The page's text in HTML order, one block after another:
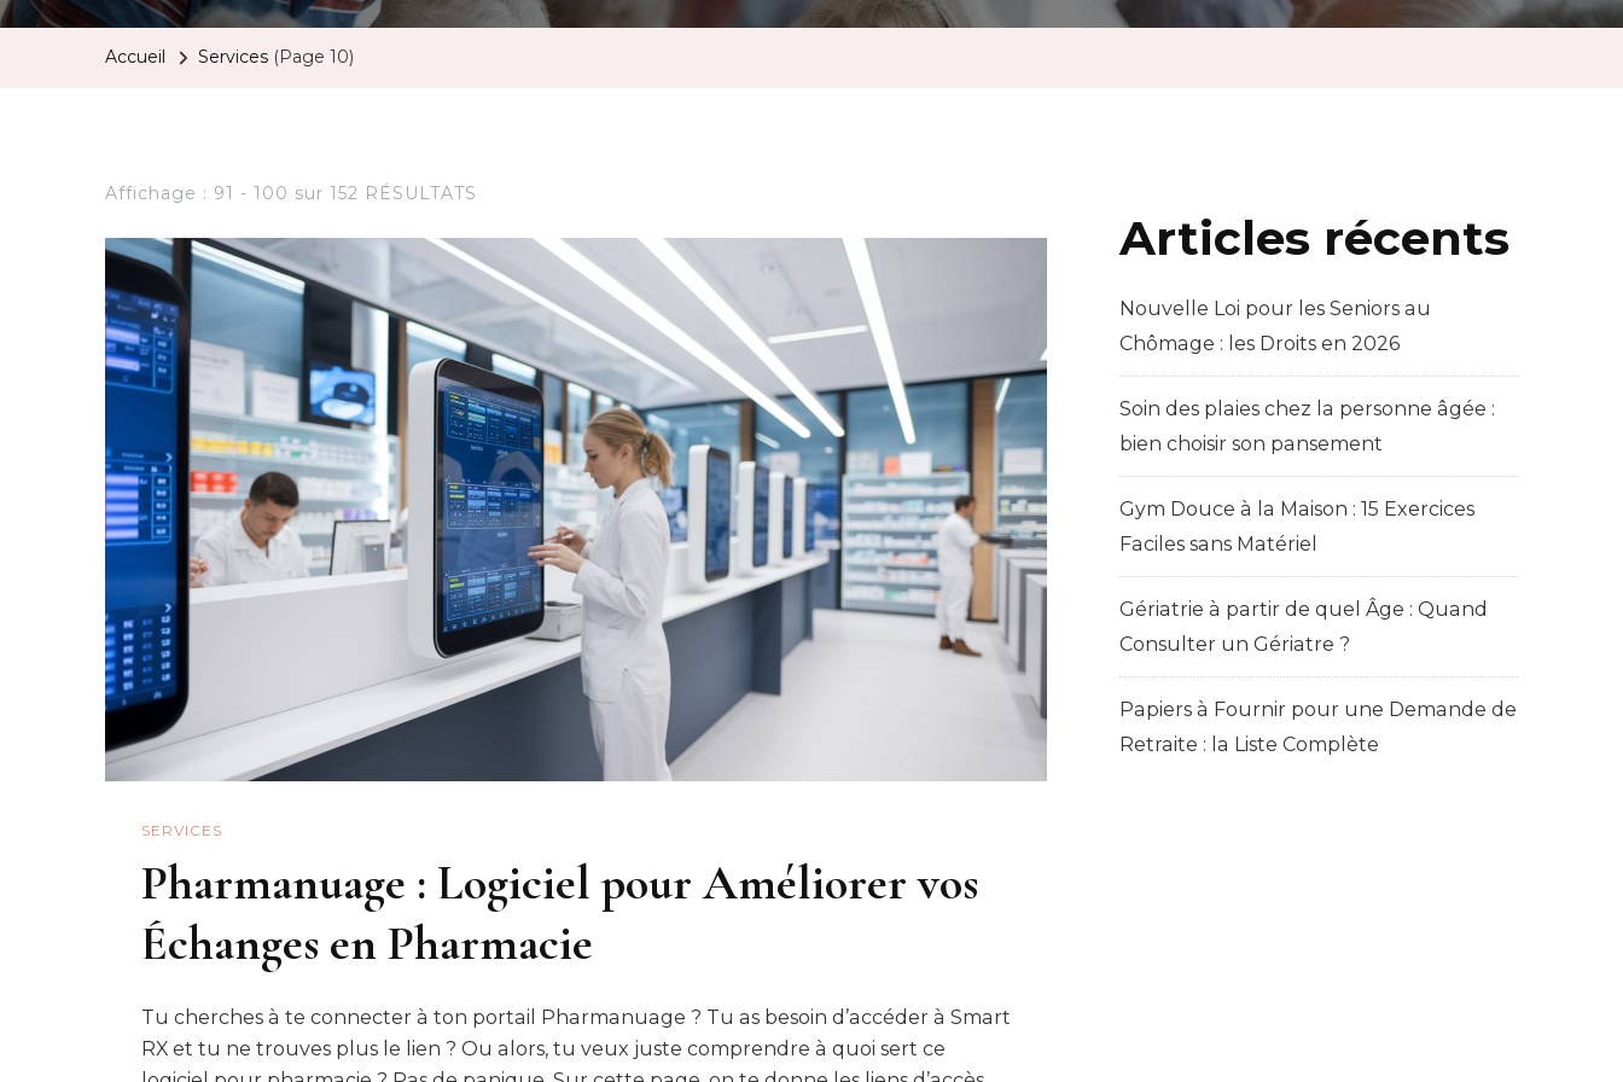
Accueil Services (Page 10)
Affichage : 91 - 100 sur 152 RÉSULTATS
SERVICES
Pharmanuage : Logiciel pour Améliorer vos
Échanges en Pharmacie
Tu cherches à te connecter à ton portail Pharmanuage ? Tu as besoin d’accéder à Smart
RX et tu ne trouves plus le lien ? Ou alors, tu veux juste comprendre à quoi sert ce
Articles récents
Nouvelle Loi pour les Seniors au
Chômage : les Droits en 2026
Soin des plaies chez la personne âgée :
bien choisir son pansement
Gym Douce à la Maison : 15 Exercices
Faciles sans Matériel
Gériatrie à partir de quel Âge : Quand
Consulter un Gériatre ?
Papiers à Fournir pour une Demande de
Retraite : la Liste Complète